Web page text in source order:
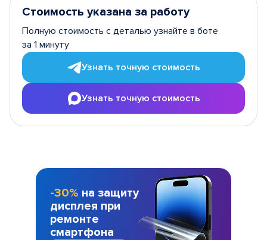
Стоимость указана за работу
Полную стоимость с деталью узнайте в боте
за 1 минуту
Узнать точную стоимость
Узнать точную стоимость
-30% на защиту
дисплея при
ремонте
смартфона